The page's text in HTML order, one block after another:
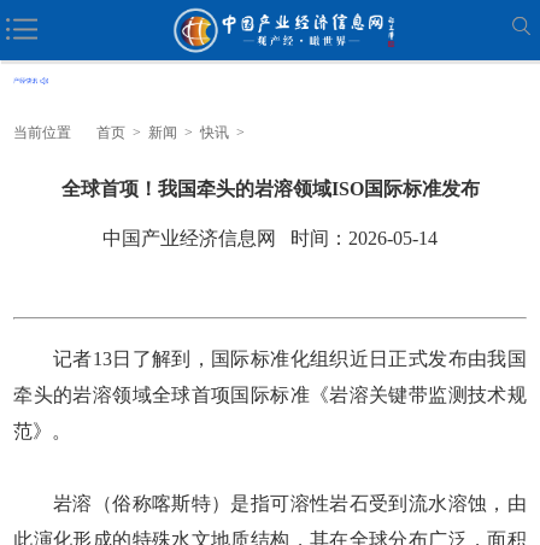
当前位置 首页 > 新闻 > 快讯 >
全球首项！我国牵头的岩溶领域ISO国际标准发布
中国产业经济信息网 时间：2026-05-14
记者13日了解到，国际标准化组织近日正式发布由我国
牵头的岩溶领域全球首项国际标准《岩溶关键带监测技术规
范》。
岩溶（俗称喀斯特）是指可溶性岩石受到流水溶蚀，由
此演化形成的特殊水文地质结构，其在全球分布广泛，面积